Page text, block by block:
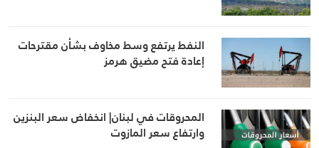
النفط يرتفع وسط مخاوف بشأن مقترحات
إعادة فتح مضيق هرمز
المحروقات في لبنان| انخفاض سعر البنزين
وارتفاع سعر المازوت